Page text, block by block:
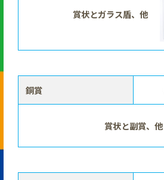
賞状とガラス盾、他
銅賞
賞状と副賞、他